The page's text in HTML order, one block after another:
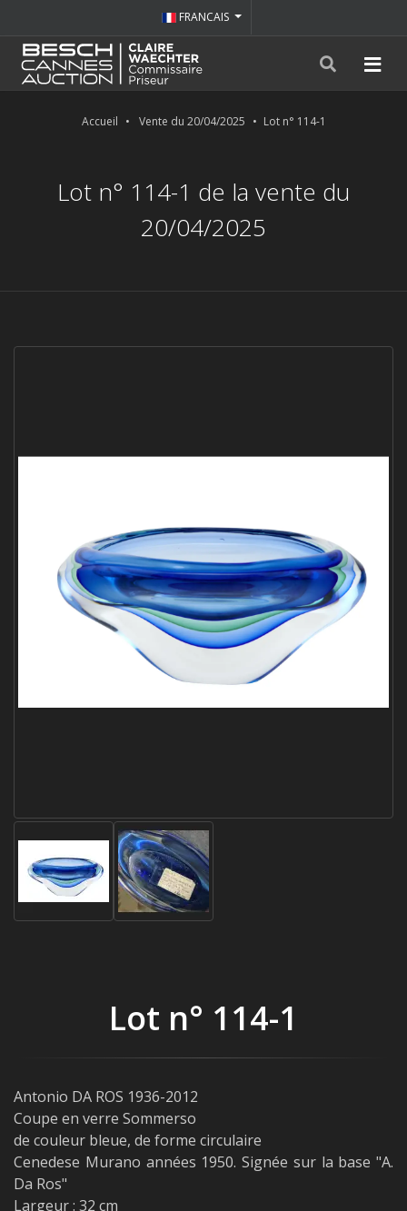
FRANCAIS
Accueil Vente du 20/04/2025 Lot n° 114-1
Lot n° 114-1 de la vente du
20/04/2025
Lot n° 114-1
Antonio DA ROS 1936-2012
Coupe en verre Sommerso
de couleur bleue, de forme circulaire
Cenedese Murano années 1950. Signée sur la base "A.
Da Ros"
Largeur : 32 cm